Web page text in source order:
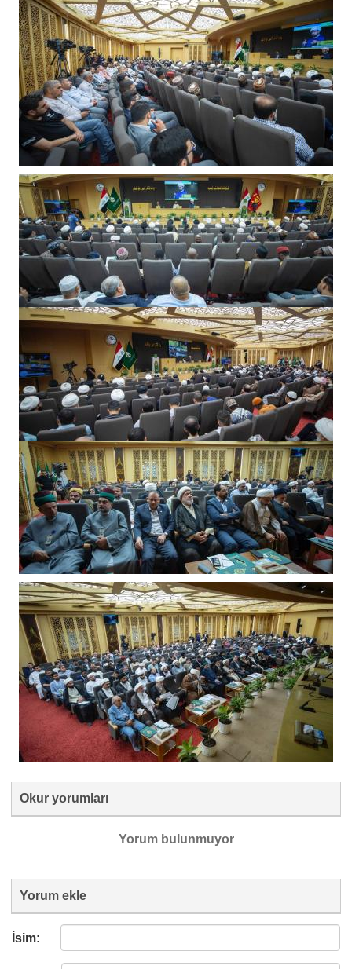
Okur yorumları
Yorum bulunmuyor
Yorum ekle
İsim: